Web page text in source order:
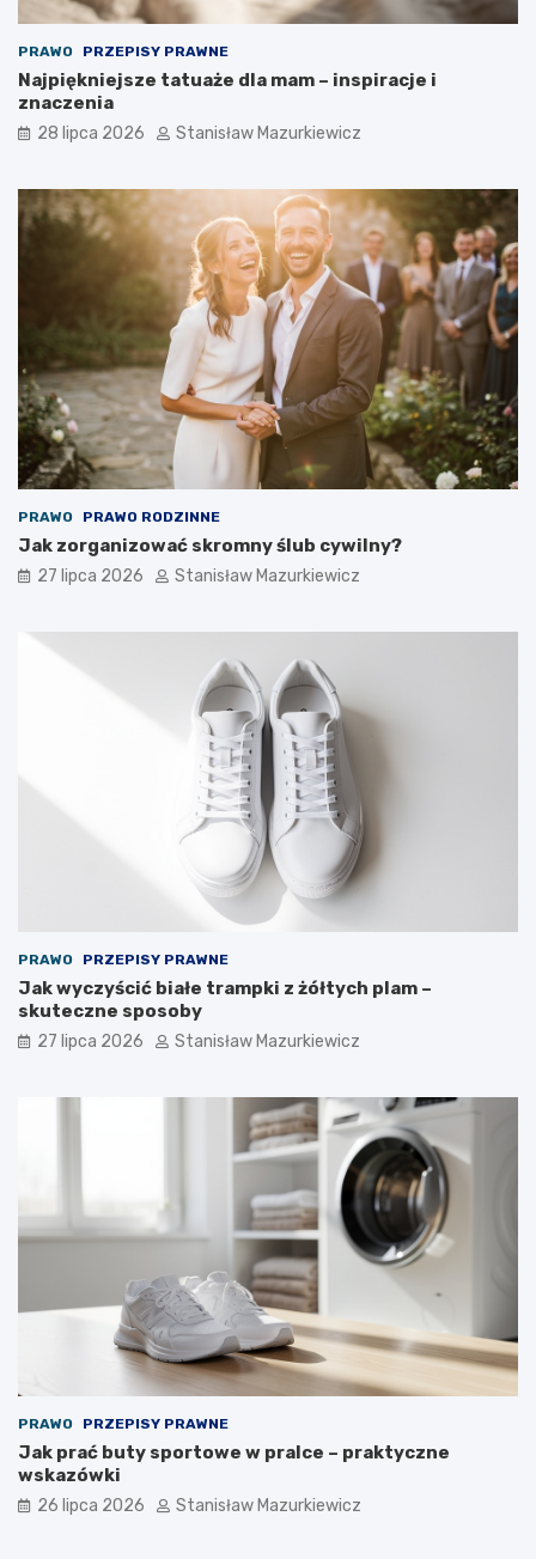
PRAWO PRZEPISY PRAWNE
Najpiękniejsze tatuaże dla mam – inspiracje i
znaczenia
28 lipca 2026 Stanisław Mazurkiewicz
PRAWO PRAWO RODZINNE
Jak zorganizować skromny ślub cywilny?
27 lipca 2026 Stanisław Mazurkiewicz
PRAWO PRZEPISY PRAWNE
Jak wyczyścić białe trampki z żółtych plam –
skuteczne sposoby
27 lipca 2026 Stanisław Mazurkiewicz
PRAWO PRZEPISY PRAWNE
Jak prać buty sportowe w pralce – praktyczne
wskazówki
26 lipca 2026 Stanisław Mazurkiewicz